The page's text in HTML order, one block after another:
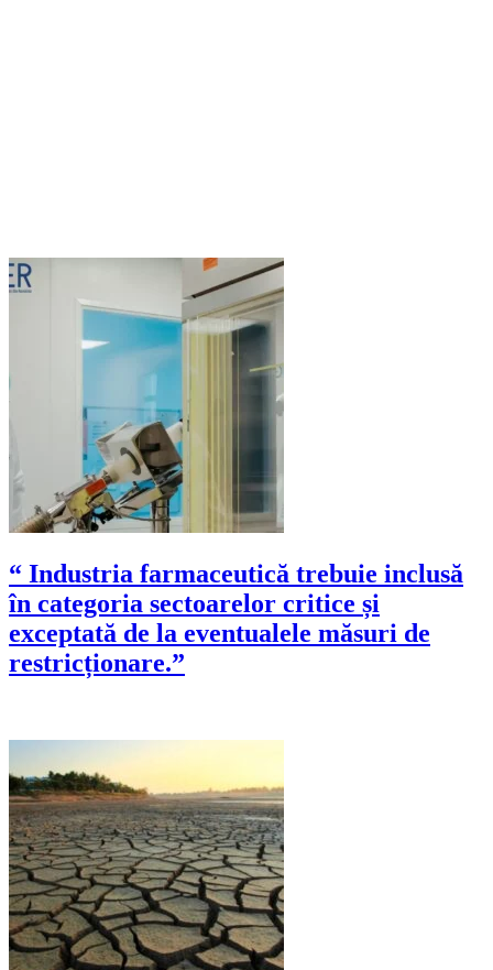
“ Industria farmaceutică trebuie inclusă
în categoria sectoarelor critice și
exceptată de la eventualele măsuri de
restricționare.”